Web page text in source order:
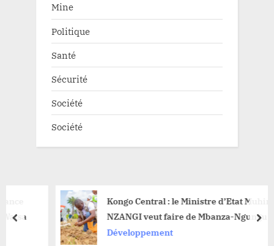
Mine
Politique
Santé
Sécurité
Société
Société
Kongo Central : le Ministre d’Etat Muhindo
NZANGI veut faire de Mbanza-Ngungu un
épicentre national de production de la pomme
Développement
prev